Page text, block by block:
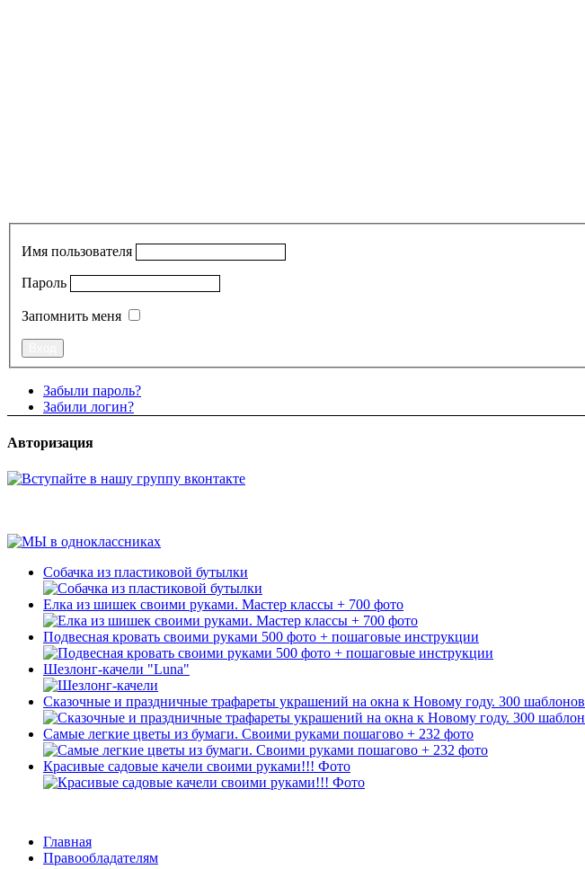
Имя пользователя
Пароль
Запомнить меня
Забыли пароль?
Забили логин?
Авторизация
Собачка из пластиковой бутылки
Елка из шишек своими руками. Мастер классы + 700 фото
Подвесная кровать своими руками 500 фото + пошаговые инструкции
Шезлонг-качели "Luna"
Сказочные и праздничные трафареты украшений на окна к Новому году. 300 шаблонов
Самые легкие цветы из бумаги. Своими руками пошагово + 232 фото
Красивые садовые качели своими руками!!! Фото
Главная
Правообладателям